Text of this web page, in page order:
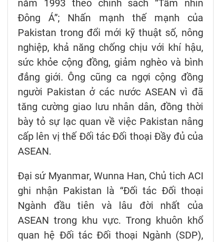
năm 1993 theo chính sách “Tầm nhìn
Đông Á”; Nhấn mạnh thế mạnh của
Pakistan trong đổi mới kỹ thuật số, nông
nghiệp, khả năng chống chịu với khí hậu,
sức khỏe cộng đồng, giảm nghèo và bình
đẳng giới. Ông cũng ca ngợi cộng đồng
người Pakistan ở các nước ASEAN vì đã
tăng cường giao lưu nhân dân, đồng thời
bày tỏ sự lạc quan về việc Pakistan nâng
cấp lên vị thế Đối tác Đối thoại Đầy đủ của
ASEAN.
Đại sứ Myanmar, Wunna Han, Chủ tich ACI
ghi nhận Pakistan là “Đối tác Đối thoại
Ngành đầu tiên và lâu đời nhất của
ASEAN trong khu vực. Trong khuôn khổ
quan hệ Đối tác Đối thoại Ngành (SDP),